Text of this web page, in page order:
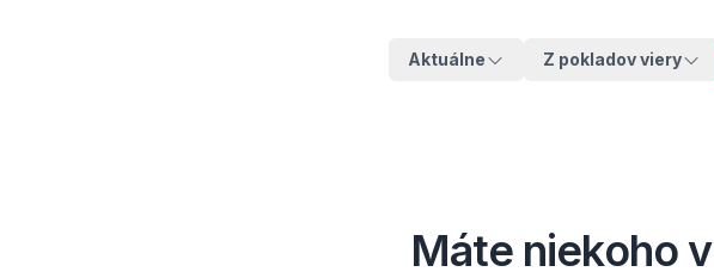
Aktuálne Z pokladov viery
Máte niekoho